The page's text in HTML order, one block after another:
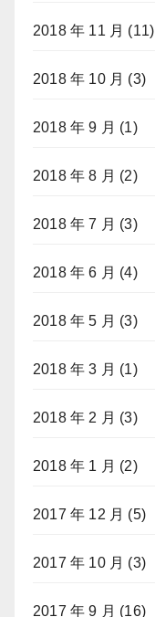
2018 年 11 月 (11)
2018 年 10 月 (3)
2018 年 9 月 (1)
2018 年 8 月 (2)
2018 年 7 月 (3)
2018 年 6 月 (4)
2018 年 5 月 (3)
2018 年 3 月 (1)
2018 年 2 月 (3)
2018 年 1 月 (2)
2017 年 12 月 (5)
2017 年 10 月 (3)
2017 年 9 月 (16)